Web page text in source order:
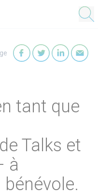
tant que
Talks et
à